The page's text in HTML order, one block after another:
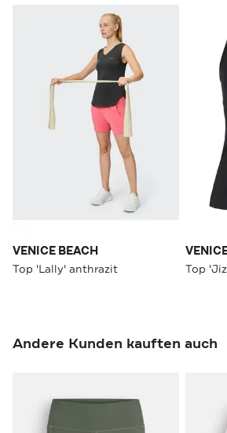
VENICE BEACH
Top 'Lally' anthrazit Top
Andere Kunden kauften auch